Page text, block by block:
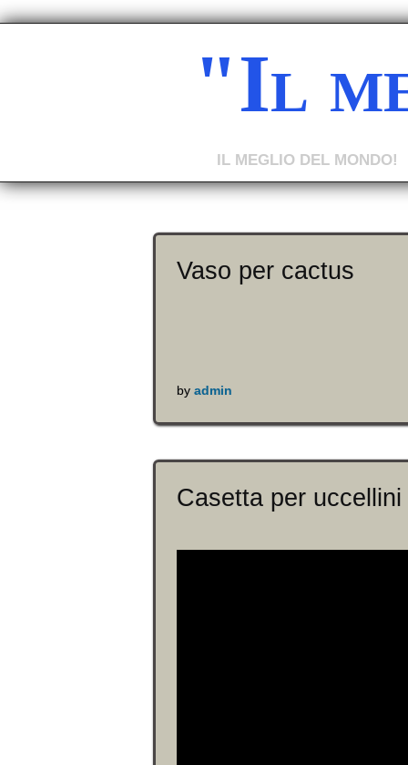
Vaso per cactus
by admin
Casetta per uccellini
"Il
IL MEGLIO DEL MONDO!